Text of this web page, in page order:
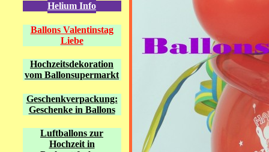
Helium Info
Ballons Valentinstag
Liebe
Hochzeitsdekoration
vom Ballonsupermarkt
Geschenkverpackung:
Geschenke in Ballons
Luftballons zur
Hochzeit in